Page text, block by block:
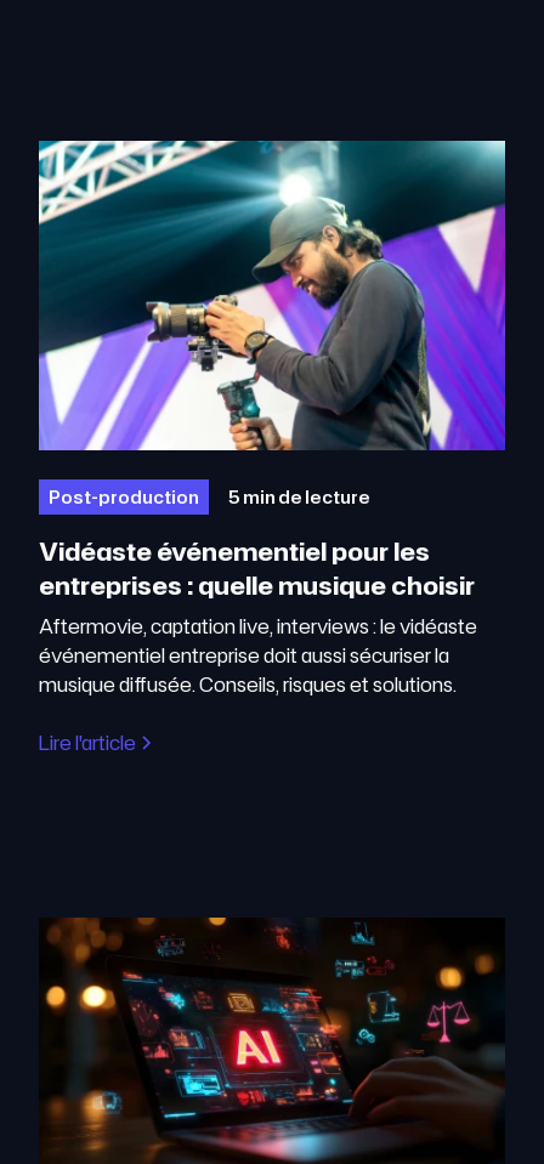
Post-production 5 min de lecture
Vidéaste événementiel pour les
entreprises : quelle musique choisir
Aftermovie, captation live, interviews : le vidéaste
événementiel entreprise doit aussi sécuriser la
musique diffusée. Conseils, risques et solutions.
Lire l'article